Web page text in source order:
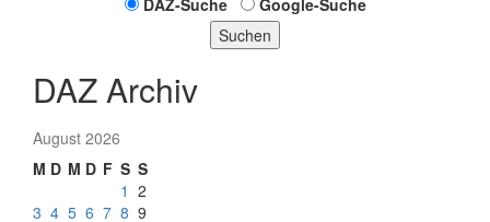
DAZ-Suche
Google-Suche
Suchen
DAZ Archiv
August 2026
M D M D F S S
1 2
3 4 5 6 7 8 9